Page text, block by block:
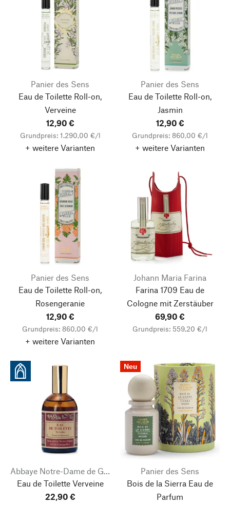
Panier des Sens
Eau de Toilette Roll-on,
Verveine
12,90 €
Grundpreis: 1.290,00 €/l
+ weitere Varianten
Panier des Sens
Eau de Toilette Roll-on,
Jasmin
12,90 €
Grundpreis: 860,00 €/l
+ weitere Varianten
Panier des Sens
Eau de Toilette Roll-on,
Rosengeranie
12,90 €
Grundpreis: 860,00 €/l
+ weitere Varianten
Johann Maria Farina
Farina 1709 Eau de
Colognemit Zerstäuber
69,90 €
Grundpreis: 559,20 €/l
Abbaye Notre-Dame de Ganagobie
Eau de Toilette Verveine
22,90 €
Neu
Panier des Sens
Bois de la Sierra Eau de
Parfum